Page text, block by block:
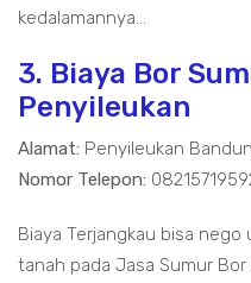
kedalamannya...
3. Biaya Bor
Penyileukan
Alamat: Penyileukan
Nomor Telepon:
Biaya Terjangkau bisa
tanah pada Jasa Sumur